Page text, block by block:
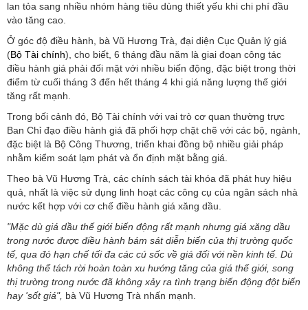
lan tỏa sang nhiều nhóm hàng tiêu dùng thiết yếu khi chi phí đầu
vào tăng cao.
Ở góc độ điều hành, bà Vũ Hương Trà, đại diện Cục Quản lý giá
(Bộ Tài chính), cho biết, 6 tháng đầu năm là giai đoạn công tác
điều hành giá phải đối mặt với nhiều biến động, đặc biệt trong thời
điểm từ cuối tháng 3 đến hết tháng 4 khi giá năng lượng thế giới
tăng rất mạnh.
Trong bối cảnh đó, Bộ Tài chính với vai trò cơ quan thường trực
Ban Chỉ đạo điều hành giá đã phối hợp chặt chẽ với các bộ, ngành,
đặc biệt là Bộ Công Thương, triển khai đồng bộ nhiều giải pháp
nhằm kiểm soát lạm phát và ổn định mặt bằng giá.
Theo bà Vũ Hương Trà, các chính sách tài khóa đã phát huy hiệu
quả, nhất là việc sử dụng linh hoạt các công cụ của ngân sách nhà
nước kết hợp với cơ chế điều hành giá xăng dầu.
"Mặc dù giá dầu thế giới biến động rất mạnh nhưng giá xăng dầu
trong nước được điều hành bám sát diễn biến của thị trường quốc
tế, qua đó hạn chế tối đa các cú sốc về giá đối với nền kinh tế. Dù
không thể tách rời hoàn toàn xu hướng tăng của giá thế giới, song
thị trường trong nước đã không xảy ra tình trạng biến động đột biến
hay 'sốt giá", bà Vũ Hương Trà nhấn mạnh.